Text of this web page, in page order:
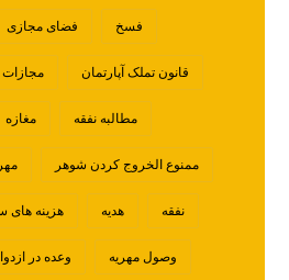
فسخ فضای مجازی
قانون تملک آپارتمان مجازات
مطالبه نفقه مغازه
ممنوع الخروج کردن شوهر
نفقه هدیه هزینه های
وصول مهریه وعده در